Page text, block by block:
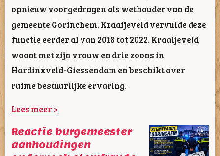
opnieuw voorgedragen als wethouder van de
gemeente Gorinchem. Kraaijeveld vervulde deze
functie eerder al van 2018 tot 2022. Kraaijeveld
woont met zijn vrouw en drie zoons in
Hardinxveld-Giessendam en beschikt over
ruime bestuurlijke ervaring.
Lees meer »
Reactie burgemeester
aanhoudingen